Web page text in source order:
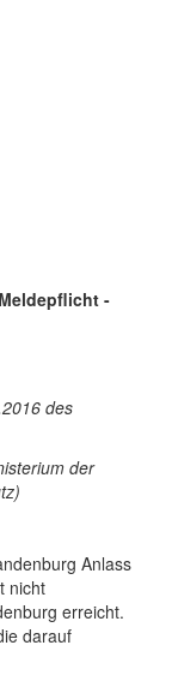
-
des
der
Anlass
nicht
erreicht.
darauf